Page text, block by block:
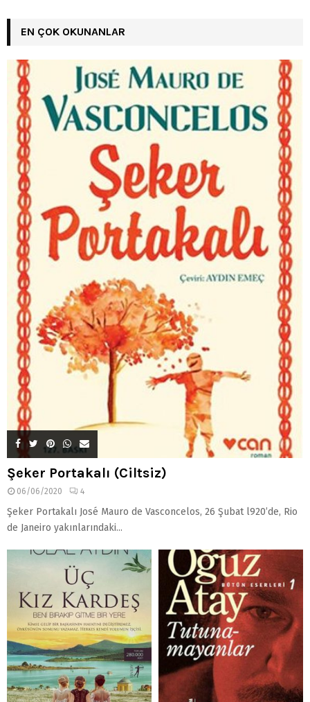
EN ÇOK OKUNANLAR
Şeker Portakalı (Ciltsiz)
06/06/2020 4
Şeker Portakalı José Mauro de Vasconcelos, 26 Şubat l920’de, Rio
de Janeiro yakınlarındaki...